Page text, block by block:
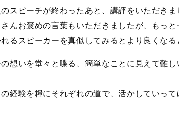
スピーチが終わったあと、講評をいただきま
んお褒めの言葉もいただきましたが、もっ
るスピーカーを真似してみるとより良くなる
の想いを堂々と喋る、簡単なことに見えて難
経験を糧にそれぞれの道で、活かしていって